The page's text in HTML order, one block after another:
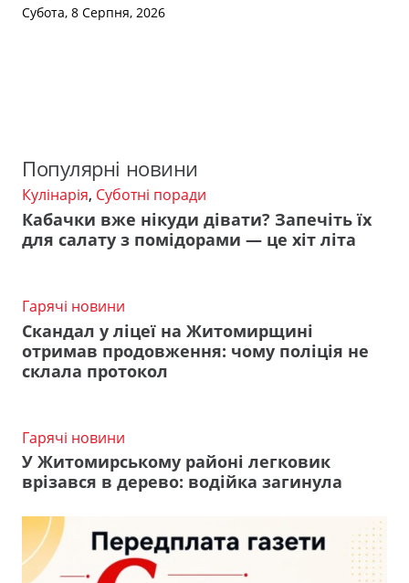
Субота, 8 Серпня, 2026
Популярні новини
Кулінарія, Суботні поради
Кабачки вже нікуди дівати? Запечіть їх
для салату з помідорами — це хіт літа
Гарячі новини
Скандал у ліцеї на Житомирщині
отримав продовження: чому поліція не
склала протокол
Гарячі новини
У Житомирському районі легковик
врізався в дерево: водійка загинула